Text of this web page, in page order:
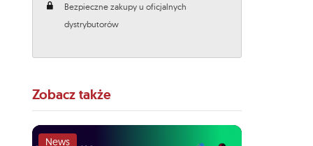
Bezpieczne zakupy u oficjalnych
dystrybutorów
Zobacz także
News